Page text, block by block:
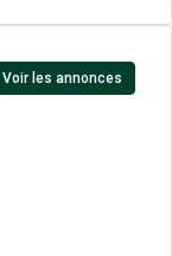
Voir les annonces